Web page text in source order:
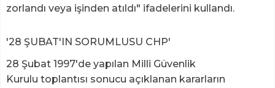
zorlandı veya işinden atıldı" ifadelerini kullandı.
'28 ŞUBAT'IN SORUMLUSU CHP'
28 Şubat 1997'de yapılan Milli Güvenlik
Kurulu toplantısı sonucu açıklanan kararların